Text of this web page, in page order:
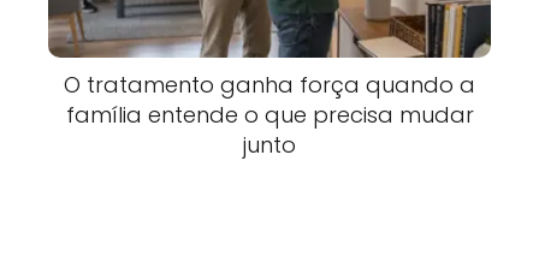
O tratamento ganha força quando a
família entende o que precisa mudar
junto